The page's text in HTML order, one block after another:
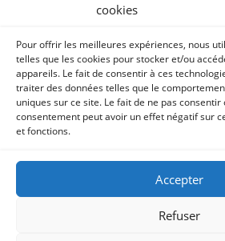
cookies
Pour offrir les meilleures expériences, nous
telles que les cookies pour stocker et/ou
appareils. Le fait de consentir à ces
traiter des données telles que le
uniques sur ce site. Le fait de ne pas
consentement peut avoir un effet négatif sur
et fonctions.
Accepter
Refuser
Juil Ce mois-ci
S’abonner au